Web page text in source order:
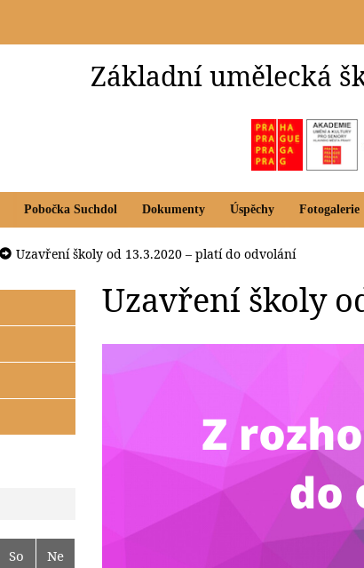
Základní umělecká
Pobočka Suchdol Dokumenty Úspěchy Fotogalerie
Uzavření školy od 13.3.2020 – platí do odvolání
So
Ne
Uzavření školy